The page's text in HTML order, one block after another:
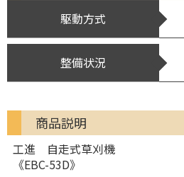
駆動方式
整備状況
商品説明
工進 自走式草刈機
《EBC-53D》